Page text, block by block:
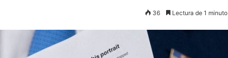
36 Lectura de 1 minuto